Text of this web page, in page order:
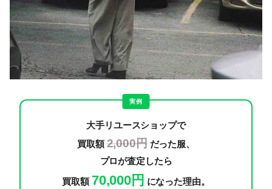
実例
大手リユースショップで
買取額2,000円だった服、
プロが査定したら
買取額 70,000円 になった理由。